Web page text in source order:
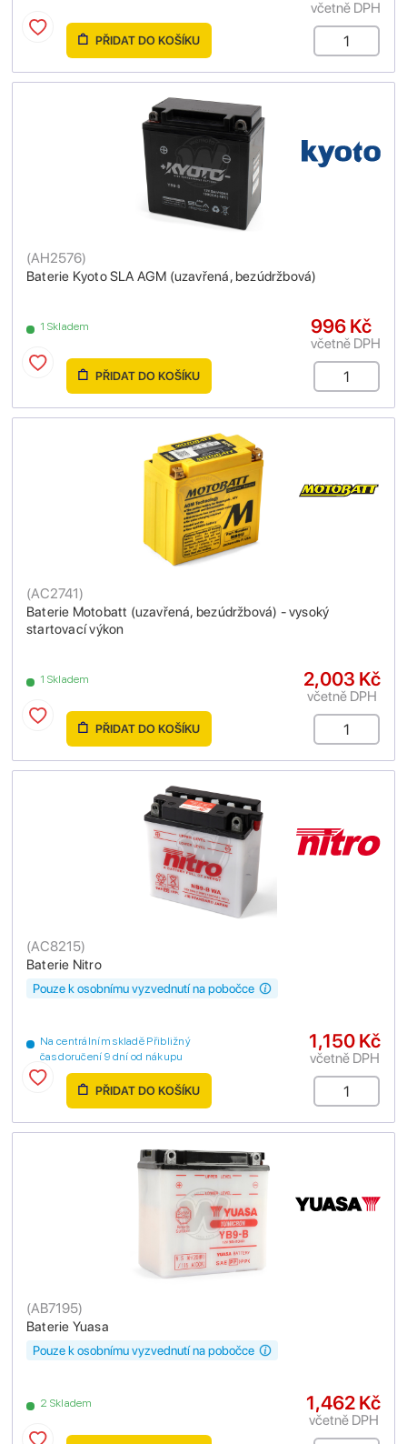
včetně DPH
PŘIDAT DO KOŠÍKU
Baterie Kyoto SLA AGM (uzavřená, bezúdržbová)
(AH2576)
1 Skladem 996 Kč
včetně DPH
PŘIDAT DO KOŠÍKU
Baterie Motobatt (uzavřená, bezúdržbová) - vysoký
startovací výkon
(AC2741)
1 Skladem 2,003 Kč
včetně DPH
PŘIDAT DO KOŠÍKU
Baterie Nitro
(AC8215)
Na centrálním skladě Přibližný
čas doručení 9 dní od nákupu
Pouze k osobnímu vyzvednutí na pobočce
1,150 Kč
včetně DPH
PŘIDAT DO KOŠÍKU
Baterie Yuasa
(AB7195)
2 Skladem
Pouze k osobnímu vyzvednutí na pobočce
1,462 Kč
včetně DPH